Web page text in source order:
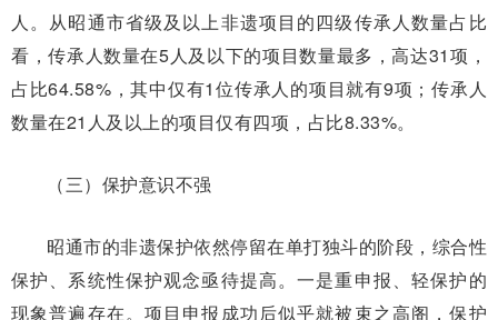
人。从昭通市省级及以上非遗项目的四级传承人数量占比
看，传承人数量在5人及以下的项目数量最多，高达31项，
占比64.58%，其中仅有1位传承人的项目就有9项；传承人
数量在21人及以上的项目仅有四项，占比8.33%。
（三）保护意识不强
昭通市的非遗保护依然停留在单打独斗的阶段，综合性
保护、系统性保护观念亟待提高。一是重申报、轻保护的
现象普遍存在。项目申报成功后似乎就被束之高阁，保护